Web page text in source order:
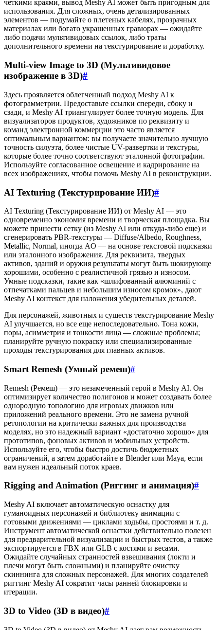
четкими краями, вывод Meshy AI может быть пригодным для
использования. Для сложных, очень детализированных
элементов — подумайте о плетеных кабелях, прозрачных
материалах или богато украшенных гравюрах — ожидайте
либо подачи мультивидовых ссылок, либо траты
дополнительного времени на текстурирование и доработку.
Multi-view Image to 3D (Мультивидовое
изображение в 3D)#
Здесь проявляется облегченный подход Meshy AI к
фотограмметрии. Предоставьте ссылки спереди, сбоку и
сзади, и Meshy AI триангулирует более точную модель. Для
визуализаторов продуктов, художников по реквизиту и
команд электронной коммерции это часто является
оптимальным вариантом: вы получаете значительно лучшую
точность силуэта, более чистые UV-развертки и текстуры,
которые более точно соответствуют эталонной фотографии.
Используйте согласованное освещение и кадрирование на
всех изображениях, чтобы помочь Meshy AI в реконструкции.
AI Texturing (Текстурирование ИИ)#
AI Texturing (Текстурирование ИИ) от Meshy AI — это
одновременно экономия времени и творческая площадка. Вы
можете принести сетку (из Meshy AI или откуда-либо еще) и
сгенерировать PBR-текстуры — Diffuse/Albedo, Roughness,
Metallic, Normal, иногда AO — на основе текстовой подсказки
или эталонного изображения. Для реквизита, твердых
активов, зданий и оружия результаты могут быть шокирующе
хорошими, особенно с реалистичной грязью и износом.
Умные подсказки, такие как «шлифованный алюминий с
отпечатками пальцев и небольшим износом кромок», дают
Meshy AI контекст для наложения убедительных деталей.
Для персонажей, животных и существ текстурирование Meshy
AI улучшается, но все еще непоследовательно. Тона кожи,
поры, асимметрия и тонкости лица — сложные проблемы;
планируйте ручную покраску или специализированные
проходы текстурирования для главных активов.
Smart Remesh (Умный ремеш)#
Remesh (Ремеш) — это незамеченный герой в Meshy AI. Он
оптимизирует количество полигонов и может создавать более
однородную топологию для игровых движков или
приложений реального времени. Это не замена ручной
ретопологии на критически важных для производства
моделях, но это надежный вариант «достаточно хорошо» для
прототипов, фоновых активов и мобильных устройств.
Используйте его, чтобы быстро достичь бюджетных
ограничений, а затем доработайте в Blender или Maya, если
вам нужен идеальный поток краев.
Rigging and Animation (Риггинг и анимация)#
Meshy AI включает автоматическую оснастку для
гуманоидных персонажей и библиотеку анимации с
готовыми движениями — циклами ходьбы, простоями и т. д.
Инструмент автоматической оснастки действительно полезен
для предварительной визуализации и быстрых тестов, а также
экспортируется в FBX или GLB с костями и весами.
Ожидайте случайных странностей взвешивания (локти и
плечи могут быть сложными) и планируйте очистку
скиннинга для сложных персонажей. Для многих создателей
риггинг Meshy AI сократит часы ранней блокировки и
итерации.
3D to Video (3D в видео)#